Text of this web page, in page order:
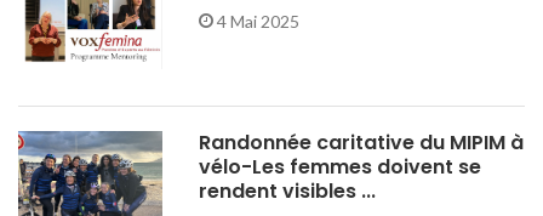
4 Mai 2025
Randonnée caritative du MIPIM à
vélo-Les femmes doivent se
rendent visibles ...